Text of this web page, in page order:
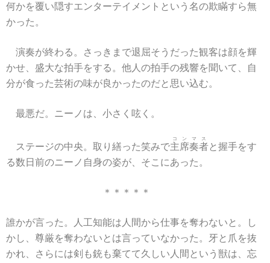
何かを覆い隠すエンターテイメントという名の欺瞞すら無
かった。
演奏が終わる。さっきまで退屈そうだった観客は顔を輝
かせ、盛大な拍手をする。他人の拍手の残響を聞いて、自
分が食った芸術の味が良かったのだと思い込む。
最悪だ。ニーノは、小さく呟く。
ステージの中央。取り繕った笑みで主席奏者
コンマス
と握手をす
る数日前のニーノ自身の姿が、そこにあった。
＊＊＊＊＊
誰かが言った。人工知能は人間から仕事を奪わないと。し
かし、尊厳を奪わないとは言っていなかった。牙と爪を抜
かれ、さらには剣も銃も棄てて久しい人間という獣は、忘